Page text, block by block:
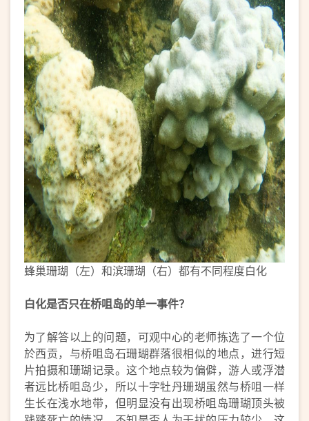
蜂巢珊瑚（左）和滨珊瑚（右）都有不同程度白化
白化是否只在桥咀岛的单一事件？
为了解答以上的问题，可观中心的老师拣选了一个位
於西贡，与桥咀岛石珊瑚群落很相似的地点，进行短
片拍摄和珊瑚记录。这个地点较为偏僻，游人或浮潜
者远比桥咀岛少，所以十字牡丹珊瑚虽然与桥咀一样
生长在浅水地带，但明显没有出现桥咀岛珊瑚顶头被